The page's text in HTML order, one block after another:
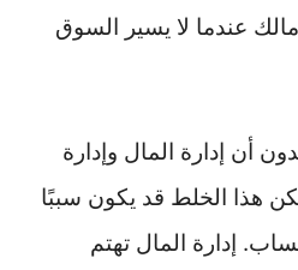
عندما لا يسير السوق
أن إدارة المال وإدارة
هذا الخلط قد يكون سببًا
إدارة المال تهتم